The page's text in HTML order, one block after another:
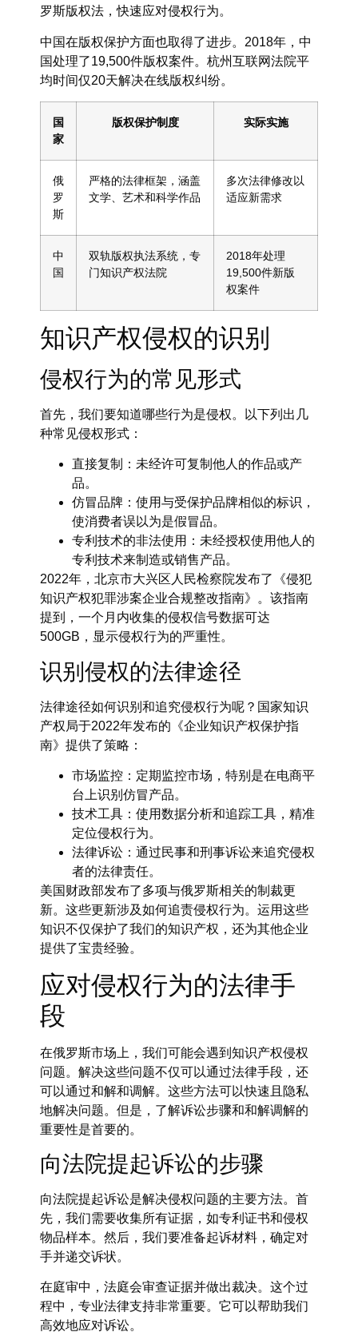
罗斯版权法，快速应对侵权行为。
中国在版权保护方面也取得了进步。2018年，中
国处理了19,500件版权案件。杭州互联网法院平
均时间仅20天解决在线版权纠纷。
国
家
版权保护制度 实际实施
俄
罗
斯
严格的法律框架，涵盖
文学、艺术和科学作品
多次法律修改以
适应新需求
中
国
双轨版权执法系统，专
门知识产权法院
2018年处理
19,500件新版
权案件
知识产权侵权的识别
侵权行为的常见形式
首先，我们要知道哪些行为是侵权。以下列出几
种常见侵权形式：
直接复制：未经许可复制他人的作品或产
品。
仿冒品牌：使用与受保护品牌相似的标识，
使消费者误以为是假冒品。
专利技术的非法使用：未经授权使用他人的
专利技术来制造或销售产品。
2022年，北京市大兴区人民检察院发布了《侵犯
知识产权犯罪涉案企业合规整改指南》。该指南
提到，一个月内收集的侵权信号数据可达
500GB，显示侵权行为的严重性。
识别侵权的法律途径
法律途径如何识别和追究侵权行为呢？国家知识
产权局于2022年发布的《企业知识产权保护指
南》提供了策略：
市场监控：定期监控市场，特别是在电商平
台上识别仿冒产品。
技术工具：使用数据分析和追踪工具，精准
定位侵权行为。
法律诉讼：通过民事和刑事诉讼来追究侵权
者的法律责任。
美国财政部发布了多项与俄罗斯相关的制裁更
新。这些更新涉及如何追责侵权行为。运用这些
知识不仅保护了我们的知识产权，还为其他企业
提供了宝贵经验。
应对侵权行为的法律手
段
在俄罗斯市场上，我们可能会遇到知识产权侵权
问题。解决这些问题不仅可以通过法律手段，还
可以通过和解和调解。这些方法可以快速且隐私
地解决问题。但是，了解诉讼步骤和和解调解的
重要性是首要的。
向法院提起诉讼的步骤
向法院提起诉讼是解决侵权问题的主要方法。首
先，我们需要收集所有证据，如专利证书和侵权
物品样本。然后，我们要准备起诉材料，确定对
手并递交诉状。
在庭审中，法庭会审查证据并做出裁决。这个过
程中，专业法律支持非常重要。它可以帮助我们
高效地应对诉讼。